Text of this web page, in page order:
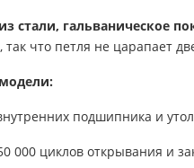
стали, гальваническое
что петля не царапает
подшипника и
000 циклов открывания и